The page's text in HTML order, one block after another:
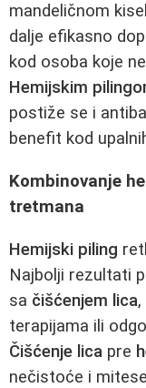
mandeličnom
dalje efikasno
kod osoba koje
Hemijskim
postiže se i
benefit kod
Kombinovanje
tretmana
Hemijski piling
Najbolji rezultati
sa čišćenjem lica
terapijama ili
Čišćenje lica pre
nečistoće i